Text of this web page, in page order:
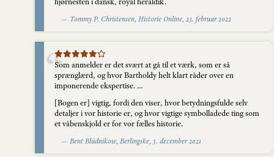
— Tommy P. Christensen, Historie Online, 23. februar 2022
Som anmelder er det svært at gå til et værk, som er så
sprænglærd, og hvor Bartholdy helt klart råder over en
imponerende ekspertise. …
[Bogen er] vigtig, fordi den viser, hvor betydningsfulde selv
detaljer i vor historie er, og hvor vigtige symbolladede ting som
et våbenskjold er for vor fælles historie.
— Bent Blüdnikow, Berlingske, 3. december 2021